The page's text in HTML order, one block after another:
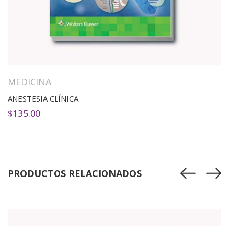
MEDICINA
ANESTESIA CLÍNICA
$135.00
PRODUCTOS RELACIONADOS